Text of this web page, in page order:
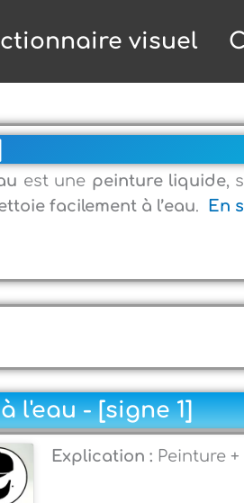
visuel
est une peinture liquide,
facilement à l’eau. En
l'eau - [signe 1]
Explication : Peinture